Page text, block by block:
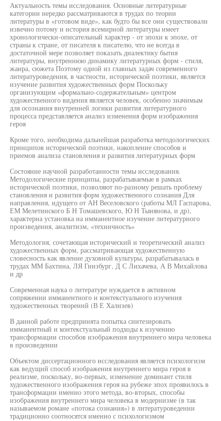
Актуальность темы исследования. Основные литературные
категории нередко рассматриваются в трудах по теории
литературы в «готовом виде», как будто бы все они существовали
извечно потому и история всемирной литературы имеет
хронологически-описательный характер - от эпохи к эпохе, от
страны к стране, от писателя к писателю, что не всегда в
достаточной мере позволяет показать диалектику бытия
литературы, внутреннюю динамику литературных форм - стиля,
жанра, сюжета Поэтому одной из главных задач современного
литературоведения, в частности, исторической поэтики, является
изучение развития художественных форм Поскольку
организующим «формально-содержательным» центром
художественного видения является человек, особенно значимым
для осознания внутренней логики развития литературного
процесса представляется анализ изменения форм изображения
героя
Кроме того, необходима дальнейшая разработка методологических
принципов исторической поэтики, накопление способов и
приемов анализа становления и развития литературных форм
Состояние научной разработанности темы исследования.
Методологические принципы, разрабатываемые в рамках
исторической поэтики, позволяют по-разному решать проблему
становления и развития форм художественного сознания Для
направления, идущего от АН Веселовского (работы МЛ Гаспарова,
ЕМ Мелетинского Б Н Томашевского, Ю Н Тынянова, и др),
характерна установка на имманентное изучение литературного
произведения, аналитизм, «техничность»
Методология, сочетающая исторический и теоретический анализ
художественных форм, рассматривающая художественную
словесность как явление духовной культуры, разрабатывалась в
трудах ММ Бахтина, ЛЯ Гинзбург, Д С Лихачева, А В Михайлова
и др
Современная наука о литературе нуждается в активном
сопряжении имманентного и контекстуального изучения
художественных творений (В Е Хализев)
В данной работе предпринята попытка синтезировать
имманентный и контекстуальный подходы к изучению
трансформации способов изображения внутреннего мира человека
в произведении
Объектом диссертационного исследования является психологизм
как ведущий способ изображения внутреннего мира героя в
реализме, поскольку, во-первых, изменение доминант стиля
художественного изображения героя на рубеже эпох проявилось в
трансформации именно этого метода, во-вторых, способы
изображения внутреннего мира человека в модернизме (в так
называемом романе «потока сознания») в литературоведении
традиционно соотносятся именно с психологизмом